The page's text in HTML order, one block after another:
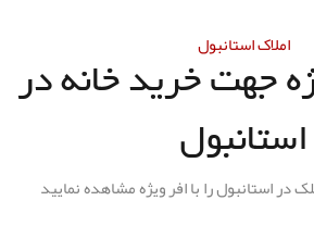
املاک استانبول
جهت خرید خانه در
استانبول
استانبول را با افر ویژه مشاهده نمایید